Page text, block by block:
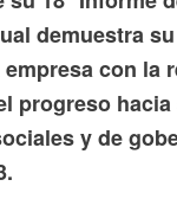
demuestra
con la
progreso
y de